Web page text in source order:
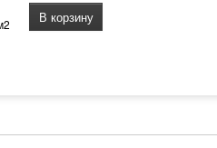
В корзину